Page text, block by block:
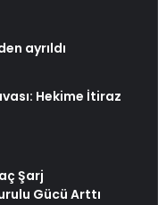
ayrıldı
Hekime İtiraz
Şarj
Gücü Arttı